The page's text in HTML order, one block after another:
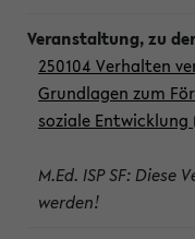
250104 Verhalten
Grundlagen zum
soziale Entwicklung
M.Ed. ISP SF:
werden!